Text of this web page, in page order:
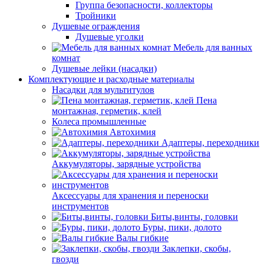
Группа безопасности, коллекторы
Тройники
Душевые ограждения
Душевые уголки
Мебель для ванных
комнат
Душевые лейки (насадки)
Комплектующие и расходные материалы
Насадки для мультитулов
Пена
монтажная, герметик, клей
Колеса промышленные
Автохимия
Адаптеры, переходники
Аккумуляторы, зарядные устройства
Аксессуары для хранения и переноски
инструментов
Биты,винты, головки
Буры, пики, долото
Валы гибкие
Заклепки, скобы,
гвозди